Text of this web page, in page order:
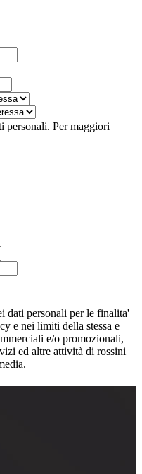
personali. Per maggiori
dati personali per le finalita'
e nei limiti della stessa e
e/o promozionali,
ed altre attività di rossini